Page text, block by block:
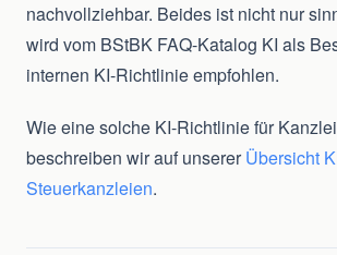
nachvollziehbar. Beides ist nicht nur
wird vom BStBK FAQ-Katalog KI als
internen KI-Richtlinie empfohlen.
Wie eine solche KI-Richtlinie für
beschreiben wir auf unsererÜbersicht
Steuerkanzleien.